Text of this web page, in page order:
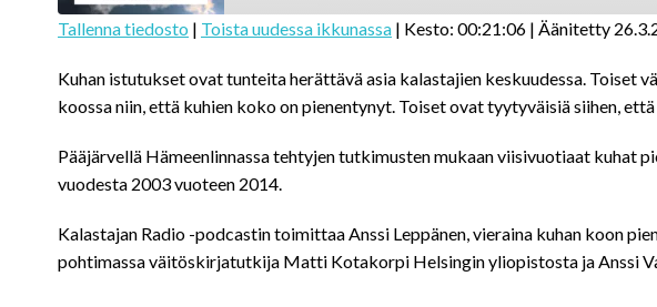
RSS FEED
LINK
EMBED
Tallenna tiedosto | Toista uudessa ikkunassa | Kesto: 00:21:06 | Äänitetty
Kuhan istutukset ovat tunteita herättävä asia kalastajien keskuudessa. Toiset
koossa niin, että kuhien koko on pienentynyt. Toiset ovat tyytyväisiä siihen,
Pääjärvellä Hämeenlinnassa tehtyjen tutkimusten mukaan viisivuotiaat kuhat
vuodesta 2003 vuoteen 2014.
Kalastajan Radio -podcastin toimittaa Anssi Leppänen, vieraina kuhan koon
pohtimassa väitöskirjatutkija Matti Kotakorpi Helsingin yliopistosta ja Anssi